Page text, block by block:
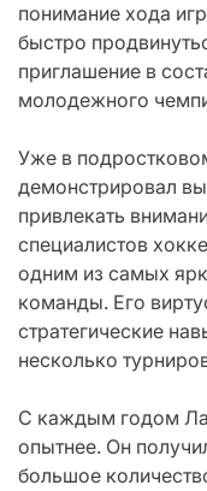
понимание хода
быстро
приглашение в
молодежного
Уже в
демонстрировал
привлекать
специалистов
одним из самых
команды. Его
стратегические
несколько
С каждым годом
опытнее. Он
большое